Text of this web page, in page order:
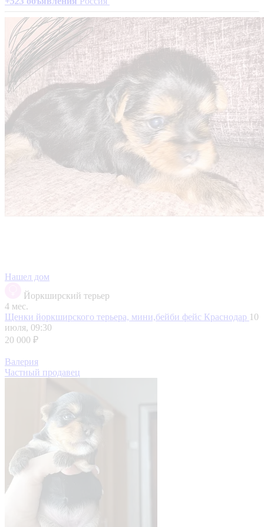
Нашел дом
Йоркширский терьер
4 мес.
Щенки йоркширского терьера, мини,бейби фейс Краснодар 10
июля, 09:30
20 000 ₽
Валерия
Частный продавец